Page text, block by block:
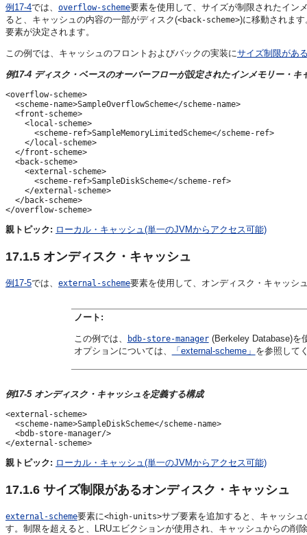
例17-4では、 overflow-scheme要素を使用して、サイズが制限されたイン
ると、キャッシュの内容の一部がディスク(<back-scheme>)に移動されま
要素が決定されます。
この例では、キャッシュのフロントおよびバックの実装にサイズ制限があ
例17-4 ディスク・ベースのオーバーフローが設定されたインメモリー・キ
<overflow-scheme>
  <scheme-name>SampleOverflowScheme</scheme-name>
  <front-scheme>
    <local-scheme>
      <scheme-ref>SampleMemoryLimitedScheme</scheme-ref>
    </local-scheme>
  </front-scheme>
  <back-scheme>
    <external-scheme>
      <scheme-ref>SampleDiskScheme</scheme-ref>
    </external-scheme>
  </back-scheme>
親トピック: ローカル・キャッシュ(単一のJVMからアクセス可能)
17.1.5 オンディスク・キャッシュ
例17-5では、 external-scheme要素を使用して、オンディスク・キャッシ
ノート:
この例では、 bdb-store-manager(Berkeley Database)を
オプションについては、
「external-scheme」 を参照して
例17-5 オンディスク・キャッシュを定義する構成
<external-scheme>
  <scheme-name>SampleDiskScheme</scheme-name>
  <bdb-store-manager/>
親トピック: ローカル・キャッシュ(単一のJVMからアクセス可能)
17.1.6 サイズ制限があるオンディスク・キャッシュ
external-scheme要素に<high-units>サブ要素を追加すると、キャッシ
す。制限を超えると、LRUエビクションが使用され、キャッシュからの